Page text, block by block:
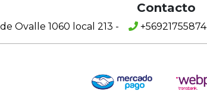
Contacto
Ovalle 1060 local 213 - +56921755874